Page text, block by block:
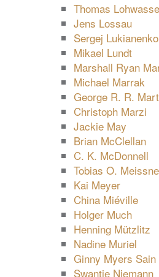
Thomas
Jens Lossau
Sergej Lukianenko
Mikael Lundt
Marshall Ryan
Michael Marrak
George R. R.
Christoph Marzi
Jackie May
Brian McClellan
C. K. McDonnell
Tobias O.
Kai Meyer
China Miéville
Holger Much
Henning Mützlitz
Nadine Muriel
Ginny Myers Sain
Swantje Niemann